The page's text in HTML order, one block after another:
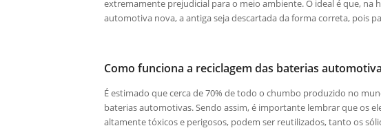
extremamente prejudicial para o meio ambiente. O ideal é que, na
automotiva nova, a antiga seja descartada da forma correta, pois
Como funciona a reciclagem das baterias
É estimado que cerca de 70% de todo o chumbo produzido no
baterias automotivas. Sendo assim, é importante lembrar que os
altamente tóxicos e perigosos, podem ser reutilizados, tanto os